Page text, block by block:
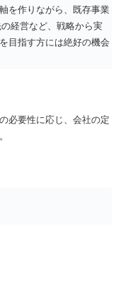
を作りながら、既存事業
経営など、戦略から実
目指す方には絶好の機会
必要性に応じ、会社の定